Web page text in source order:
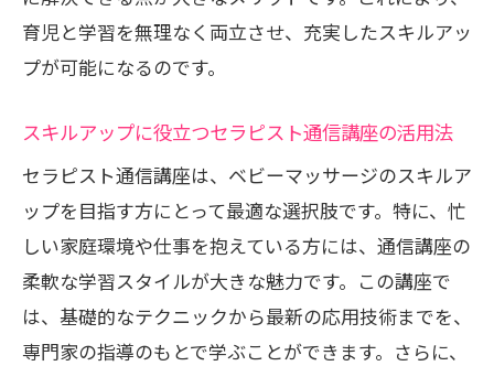
育児と学習を無理なく両立させ、充実したスキルアッ
プが可能になるのです。
スキルアップに役立つセラピスト通信講座の活用法
セラピスト通信講座は、ベビーマッサージのスキルア
ップを目指す方にとって最適な選択肢です。特に、忙
しい家庭環境や仕事を抱えている方には、通信講座の
柔軟な学習スタイルが大きな魅力です。この講座で
は、基礎的なテクニックから最新の応用技術までを、
専門家の指導のもとで学ぶことができます。さらに、